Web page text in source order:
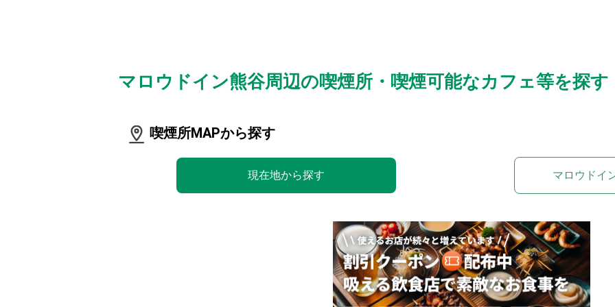
マロウドイン熊谷周辺の喫煙所・喫煙可能なカフェ等を探す
喫煙所MAPから探す
現在地から探す マロウドイ